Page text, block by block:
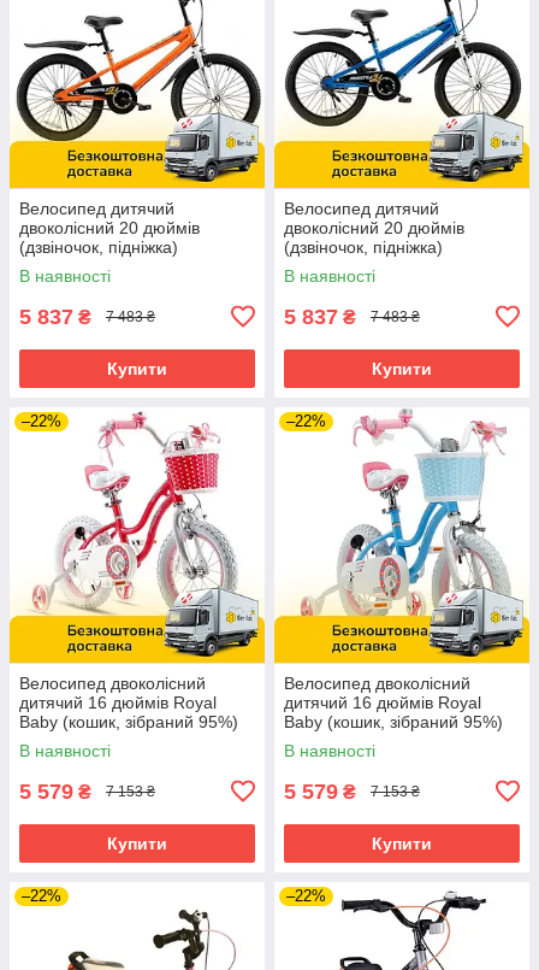
Велосипед дитячий
двоколісний 20 дюймів
(дзвіночок, підніжка)
RoyalBaby Freestyle RB20B-6
Помаранчевий
В наявності
5 837 ₴ 7 483 ₴
Купити
Велосипед дитячий
двоколісний 20 дюймів
(дзвіночок, підніжка)
RoyalBaby Freestyle RB20B-6
Синій
В наявності
5 837 ₴ 7 483 ₴
Купити
–22%
Велосипед двоколісний
дитячий 16 дюймів Royal
Baby (кошик, зібраний 95%)
Stargirl RB16G-1R Рожевий
В наявності
5 579 ₴ 7 153 ₴
Купити
–22%
Велосипед двоколісний
дитячий 16 дюймів Royal
Baby (кошик, зібраний 95%)
Stargirl RB16G-1 З Синій
В наявності
5 579 ₴ 7 153 ₴
Купити
–22% –22%